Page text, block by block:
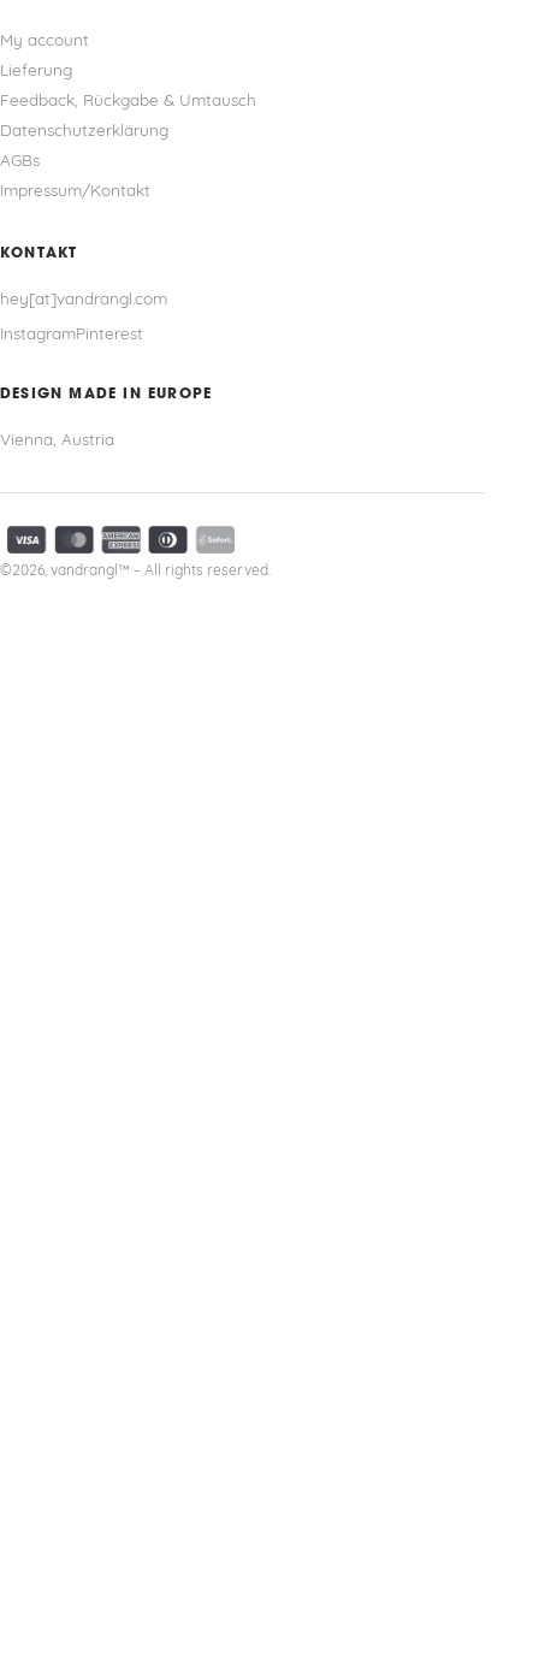
My account
Lieferung
Feedback, Rückgabe & Umtausch
Datenschutzerklärung
AGBs
Impressum/Kontakt
KONTAKT
hey[at]vandrangl.com
InstagramPinterest
DESIGN MADE IN EUROPE
Vienna, Austria
©2026, vandrangl™ – All rights reserved.